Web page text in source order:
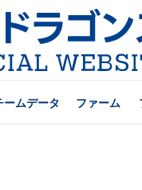
ームデータ ファーム